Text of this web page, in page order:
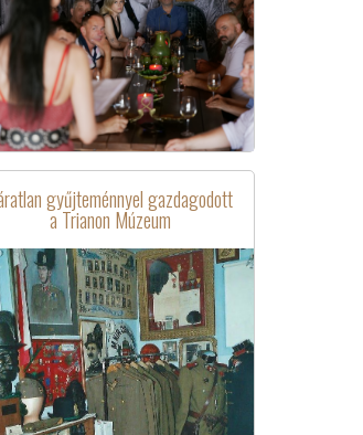
gyűjteménnyel gazdagodott
a Trianon Múzeum